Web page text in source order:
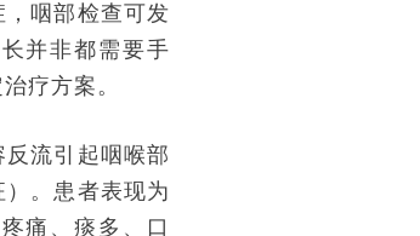
咽部检查可发
并非都需要手
疗方案。
流引起咽喉部
。患者表现为
痛、痰多、口